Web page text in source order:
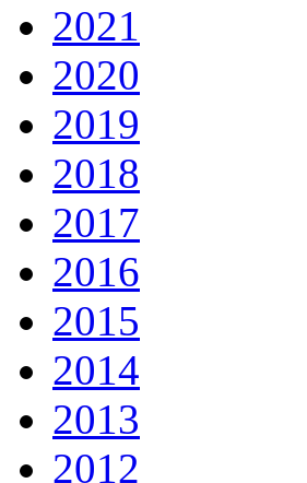
2021
2020
2019
2018
2017
2016
2015
2014
2013
2012